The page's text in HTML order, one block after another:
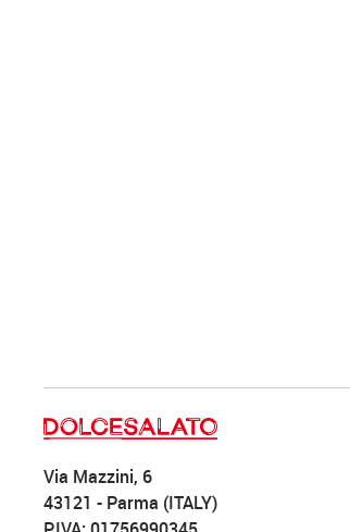
Via Mazzini, 6
43121 - Parma (ITALY)